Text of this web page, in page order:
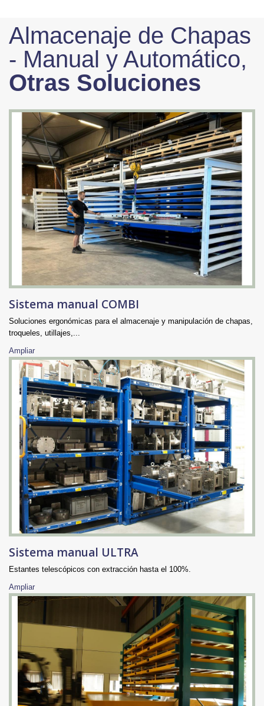
Almacenaje de Chapas
- Manual y Automático,
Otras Soluciones
Sistema manual COMBI
Soluciones ergonómicas para el almacenaje y manipulación de chapas,
troqueles, utillajes,...
Ampliar
Sistema manual ULTRA
Estantes telescópicos con extracción hasta el 100%.
Ampliar